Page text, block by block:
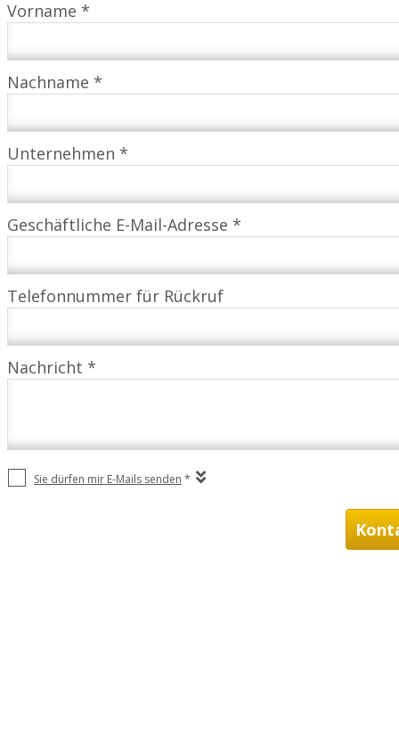
Vorname *
Nachname *
Unternehmen *
Geschäftliche E-Mail-Adresse *
Telefonnummer für Rückruf
Nachricht *
Sie dürfen mir E-Mails senden *